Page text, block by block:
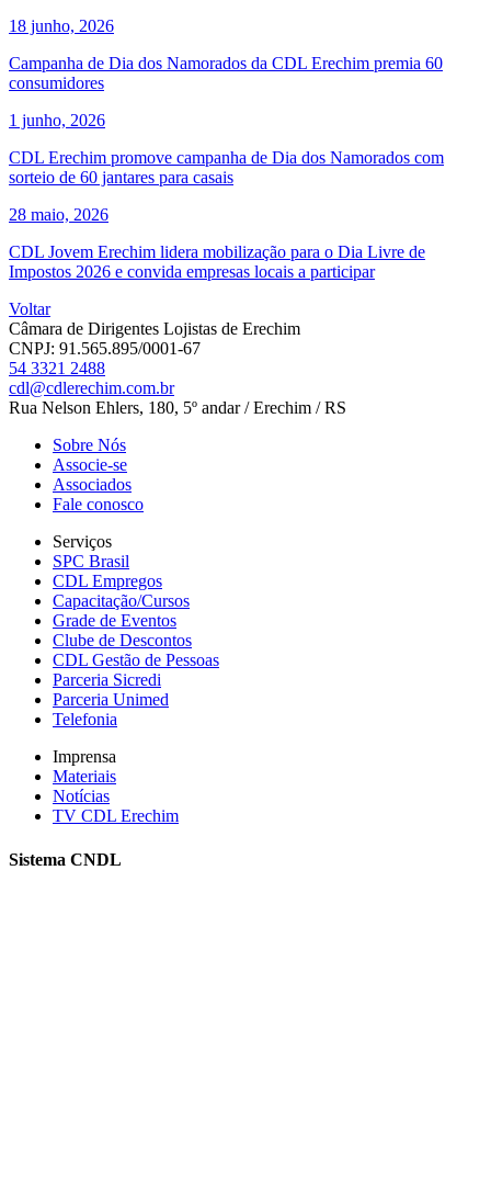
18 junho, 2026
Campanha de Dia dos Namorados da CDL Erechim premia 60
consumidores
1 junho, 2026
CDL Erechim promove campanha de Dia dos Namorados com
sorteio de 60 jantares para casais
28 maio, 2026
CDL Jovem Erechim lidera mobilização para o Dia Livre de
Impostos 2026 e convida empresas locais a participar
Voltar
Câmara de Dirigentes Lojistas de Erechim
CNPJ: 91.565.895/0001-67
54 3321 2488
cdl@cdlerechim.com.br
Rua Nelson Ehlers, 180, 5º andar / Erechim / RS
Sobre Nós
Associe-se
Associados
Fale conosco
Serviços
SPC Brasil
CDL Empregos
Capacitação/Cursos
Grade de Eventos
Clube de Descontos
CDL Gestão de Pessoas
Parceria Sicredi
Parceria Unimed
Telefonia
Imprensa
Materiais
Notícias
TV CDL Erechim
Sistema CNDL